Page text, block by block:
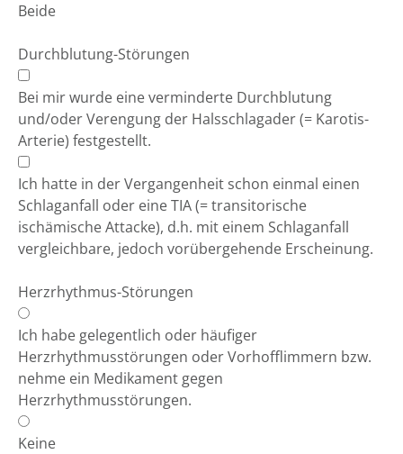
Beide
Durchblutung-Störungen
Bei mir wurde eine verminderte Durchblutung
und/oder Verengung der Halsschlagader (= Karotis-
Arterie) festgestellt.
Ich hatte in der Vergangenheit schon einmal einen
Schlaganfall oder eine TIA (= transitorische
ischämische Attacke), d.h. mit einem Schlaganfall
vergleichbare, jedoch vorübergehende Erscheinung.
Herzrhythmus-Störungen
Ich habe gelegentlich oder häufiger
Herzrhythmusstörungen oder Vorhofflimmern bzw.
nehme ein Medikament gegen
Herzrhythmusstörungen.
Keine